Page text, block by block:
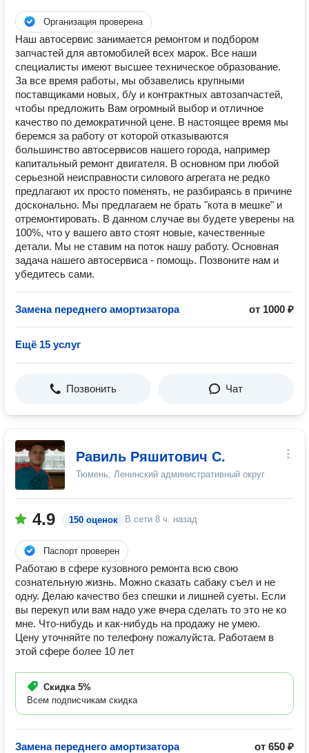
Организация проверена
Наш автосервис занимается ремонтом и подбором
запчастей для автомобилей всех марок. Все наши
специалисты имеют высшее техническое образование.
За все время работы, мы обзавелись крупными
поставщиками новых, б/у и контрактных автозапчастей,
чтобы предложить Вам огромный выбор и отличное
качество по демократичной цене. В настоящее время мы
беремся за работу от которой отказываются
большинство автосервисов нашего города, например
капитальный ремонт двигателя. В основном при любой
серьезной неисправности силового агрегата не редко
предлагают их просто поменять, не разбираясь в причине
досконально. Мы предлагаем не брать "кота в мешке" и
отремонтировать. В данном случае вы будете уверены на
100%, что у вашего авто стоят новые, качественные
детали. Мы не ставим на поток нашу работу. Основная
задача нашего автосервиса - помощь. Позвоните нам и
убедитесь сами.
Замена переднего амортизатора от 1000 ₽
Ещё 15 услуг
Позвонить Чат
Равиль Ряшитович С.
Тюмень, Ленинский административный округ
4.9 150 оценок В сети 8 ч. назад
Паспорт проверен
Работаю в сфере кузовного ремонта всю свою
сознательную жизнь. Можно сказать сабаку съел и не
одну. Делаю качество без спешки и лишней суеты. Если
вы перекуп или вам надо уже вчера сделать то это не ко
мне. Что-нибудь и как-нибудь на продажу не умею.
Цену уточняйте по телефону пожалуйста. Работаем в
этой сфере более 10 лет
Скидка 5%
Всем подписчикам скидка
Замена переднего амортизатора
от 650 ₽